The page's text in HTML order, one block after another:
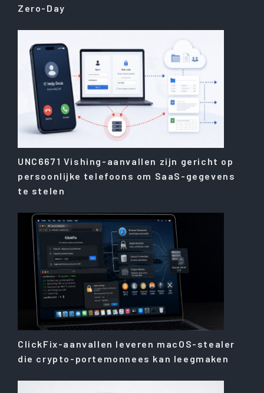
Zero-Day
UNC6671 Vishing-aanvallen zijn gericht op
persoonlijke telefoons om SaaS-gegevens
te stelen
ClickFix-aanvallen leveren macOS-stealer
die crypto-portemonnees kan leegmaken